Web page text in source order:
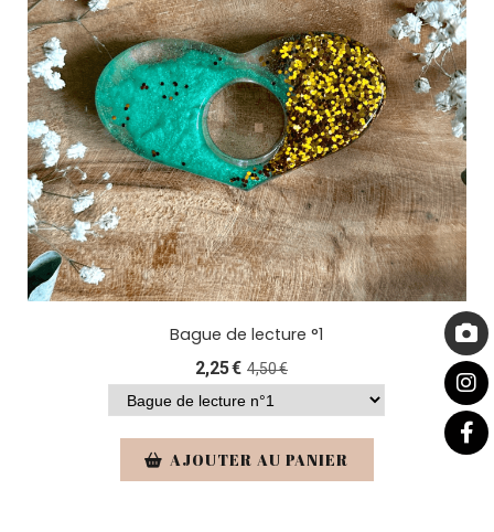
Bague de lecture °1
2,25€ 4,50€
AJOUTER AU PANIER